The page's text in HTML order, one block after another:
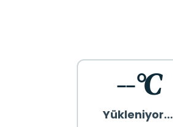
--°C
Yükleniyor...